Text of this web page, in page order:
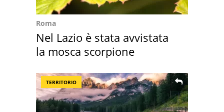
Roma
Nel Lazio è stata avvistata
la mosca scorpione
TERRITORIO